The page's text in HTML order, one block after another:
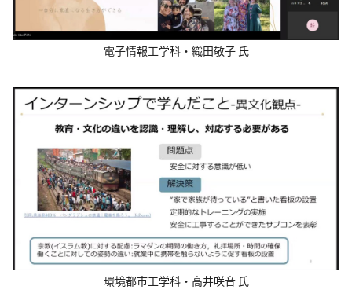
電子情報工学科・織田敬子 氏
環境都市工学科・高井咲音 氏